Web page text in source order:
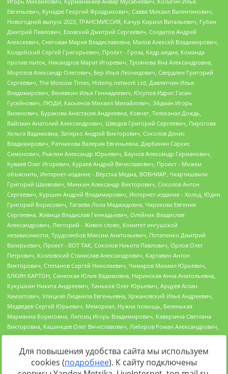
https://minjust.gov.ru/uploaded/files/reestr-
Для повышения удобства сайта мы используем
cookies (подробнее). К сайту подключены